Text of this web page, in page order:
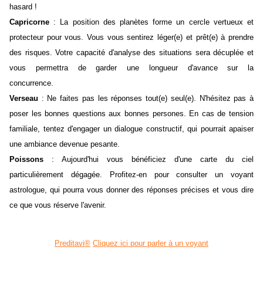
hasard !
Capricorne : La position des planètes forme un cercle vertueux et
protecteur pour vous. Vous vous sentirez léger(e) et prêt(e) à prendre
des risques. Votre capacité d'analyse des situations sera décuplée et
vous permettra de garder une longueur d'avance sur la
concurrence.
Verseau : Ne faites pas les réponses tout(e) seul(e). N'hésitez pas à
poser les bonnes questions aux bonnes persones. En cas de tension
familiale, tentez d'engager un dialogue constructif, qui pourrait apaiser
une ambiance devenue pesante.
Poissons : Aujourd'hui vous bénéficiez d'une carte du ciel
particulièrement dégagée. Profitez-en pour consulter un voyant
astrologue, qui pourra vous donner des réponses précises et vous dire
ce que vous réserve l'avenir.
Preditavi® Cliquez ici pour parler à un voyant